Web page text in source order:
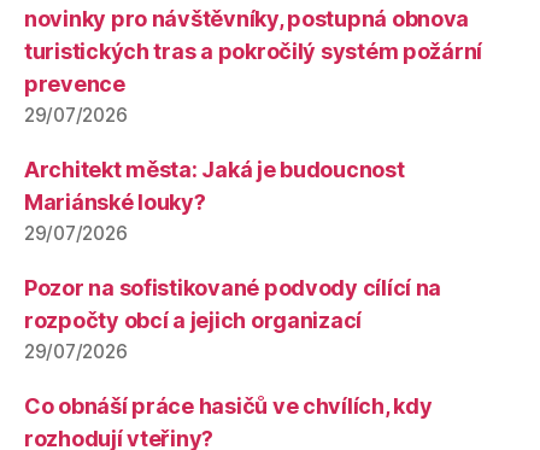
novinky pro návštěvníky, postupná obnova
turistických tras a pokročilý systém požární
prevence
29/07/2026
Architekt města: Jaká je budoucnost
Mariánské louky?
29/07/2026
Pozor na sofistikované podvody cílící na
rozpočty obcí a jejich organizací
29/07/2026
Co obnáší práce hasičů ve chvílích, kdy
rozhodují vteřiny?